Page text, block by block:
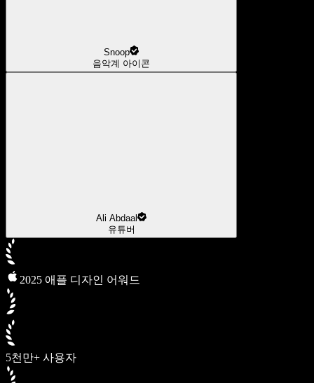
Snoop
음악계 아이콘
Ali Abdaal
유튜버
2025 애플 디자인 어워드
5천만+ 사용자